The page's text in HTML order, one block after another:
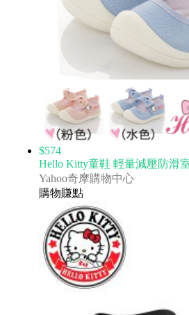
$574
Hello Kitty童鞋 輕量減壓防滑
Yahoo奇摩購物中心
購物賺點